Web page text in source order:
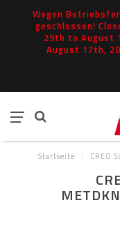
Wegen
geschlossen!
29th to August
August 17th,
Startseite / CREO